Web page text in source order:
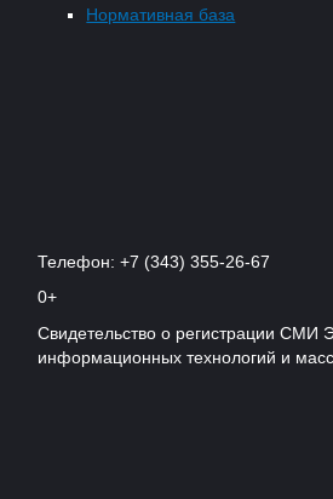
Нормативная база
Телефон: +7 (343) 355-26-67
0+
Свидетельство о регистрации
информационных технологий и